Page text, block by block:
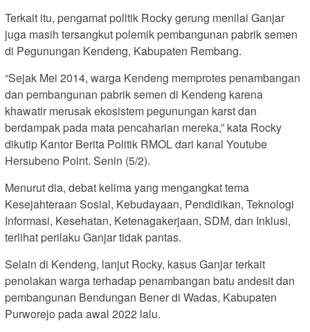
Terkait itu, pengamat politik Rocky gerung menilai Ganjar
juga masih tersangkut polemik pembangunan pabrik semen
di Pegunungan Kendeng, Kabupaten Rembang.
“Sejak Mei 2014, warga Kendeng memprotes penambangan
dan pembangunan pabrik semen di Kendeng karena
khawatir merusak ekosistem pegunungan karst dan
berdampak pada mata pencaharian mereka,” kata Rocky
dikutip Kantor Berita Politik RMOL dari kanal Youtube
Hersubeno Point. Senin (5/2).
Menurut dia, debat kelima yang mengangkat tema
Kesejahteraan Sosial, Kebudayaan, Pendidikan, Teknologi
Informasi, Kesehatan, Ketenagakerjaan, SDM, dan Inklusi,
terlihat perilaku Ganjar tidak pantas.
Selain di Kendeng, lanjut Rocky, kasus Ganjar terkait
penolakan warga terhadap penambangan batu andesit dan
pembangunan Bendungan Bener di Wadas, Kabupaten
Purworejo pada awal 2022 lalu.